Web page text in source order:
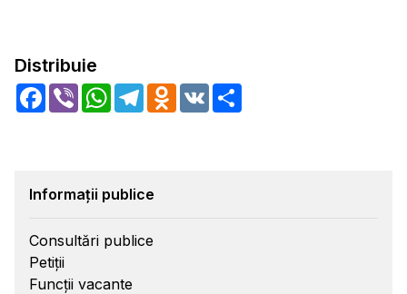
Distribuie
Facebook
Viber WhatsApp
TelegramOdnoklassniki
VK
Informații publice
Consultări publice
Petiții
Funcții vacante